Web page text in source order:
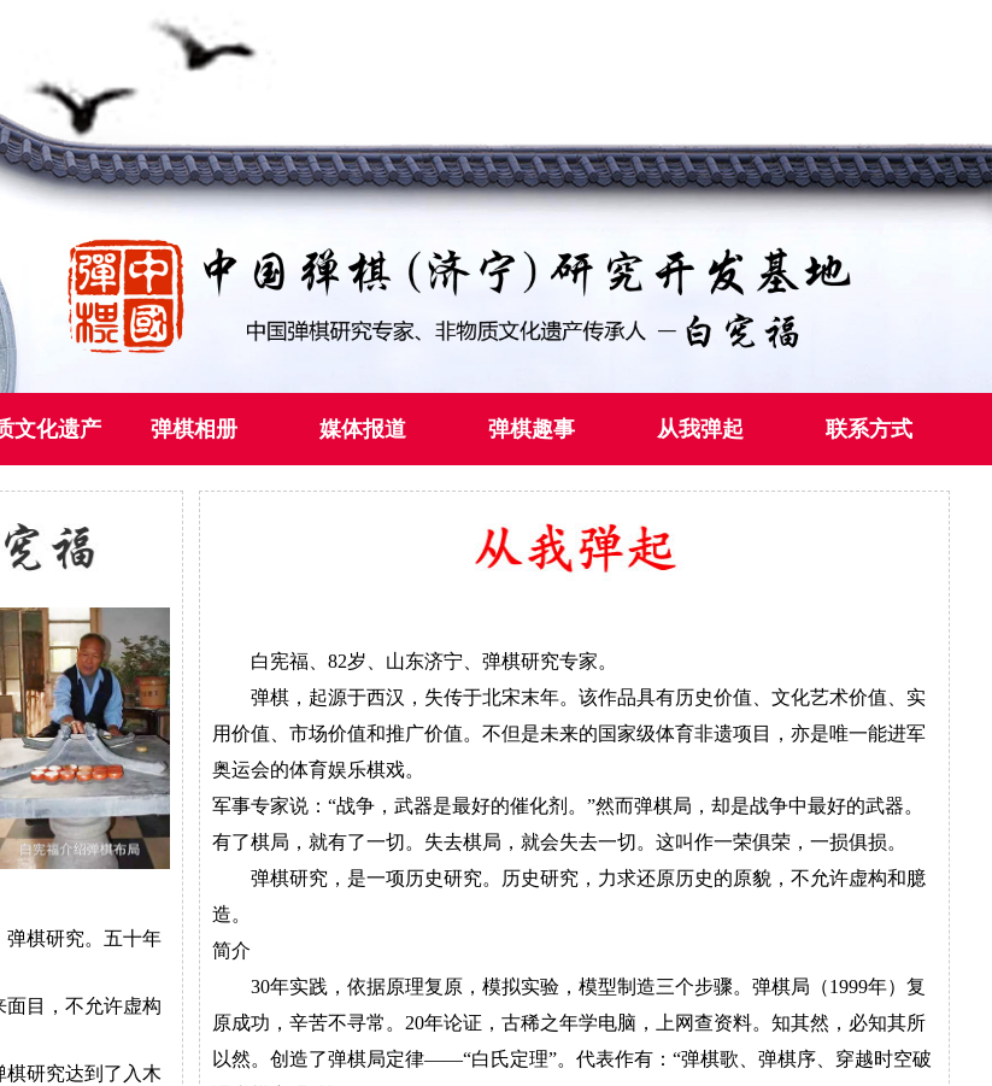
文化遗产 弹棋相册 媒体报道 弹棋趣事 从我弹起 联系方式
棋研究。五十年
目，不允许虚构
研究达到了入木
白宪福、82岁、山东济宁、弹棋研究专家。
弹棋，起源于西汉，失传于北宋末年。该作品具有历史价值、文化艺术价值、实
用价值、市场价值和推广价值。不但是未来的国家级体育非遗项目，亦是唯一能进军
奥运会的体育娱乐棋戏。
军事专家说：“战争，武器是最好的催化剂。”然而弹棋局，却是战争中最好的武器。
有了棋局，就有了一切。失去棋局，就会失去一切。这叫作一荣俱荣，一损俱损。
弹棋研究，是一项历史研究。历史研究，力求还原历史的原貌，不允许虚构和臆
造。
简介
30年实践，依据原理复原，模拟实验，模型制造三个步骤。弹棋局（1999年）复
原成功，辛苦不寻常。20年论证，古稀之年学电脑，上网查资料。知其然，必知其所
以然。创造了弹棋局定律——“白氏定理”。代表作有：“弹棋歌、弹棋序、穿越时空破